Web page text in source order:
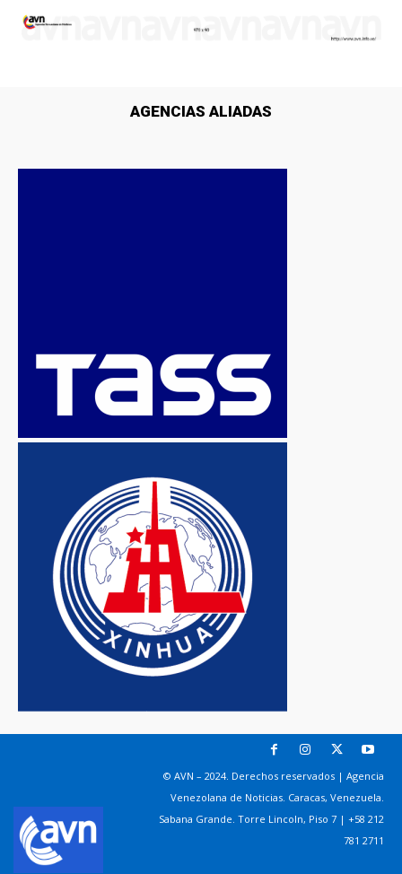
AGENCIAS ALIADAS
© AVN – 2024. Derechos reservados | Agencia
Venezolana de Noticias. Caracas, Venezuela.
Sabana Grande. Torre Lincoln, Piso 7 | +58 212
781 2711